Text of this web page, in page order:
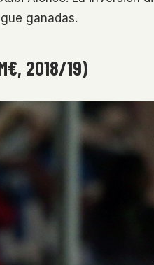
ganadas.
2018/19)